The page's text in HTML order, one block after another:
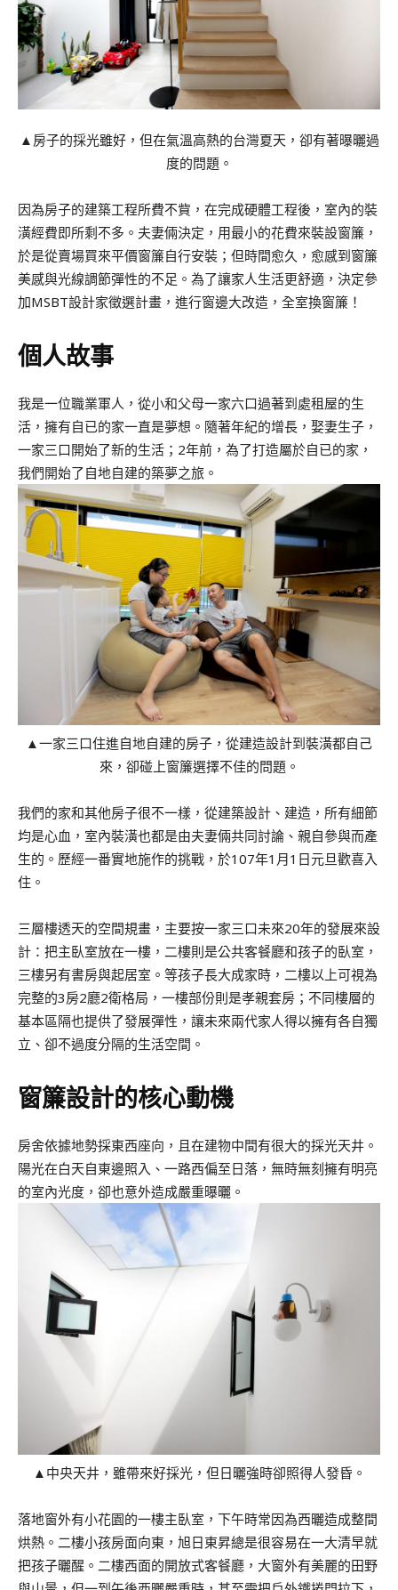
▲房子的採光雖好，但在氣溫高熱的台灣夏天，卻有著曝曬過
度的問題。
因為房子的建築工程所費不貲，在完成硬體工程後，室內的裝
潢經費即所剩不多。夫妻倆決定，用最小的花費來裝設窗簾，
於是從賣場買來平價窗簾自行安裝；但時間愈久，愈感到窗簾
美感與光線調節彈性的不足。為了讓家人生活更舒適，決定參
加MSBT設計家徵選計畫，進行窗邊大改造，全室換窗簾！
個人故事
我是一位職業軍人，從小和父母一家六口過著到處租屋的生
活，擁有自已的家一直是夢想。隨著年紀的增長，娶妻生子，
一家三口開始了新的生活；2年前，為了打造屬於自已的家，
我們開始了自地自建的築夢之旅。
▲一家三口住進自地自建的房子，從建造設計到裝潢都自己
來，卻碰上窗簾選擇不佳的問題。
我們的家和其他房子很不一樣，從建築設計、建造，所有細節
均是心血，室內裝潢也都是由夫妻倆共同討論、親自參與而產
生的。歷經一番實地施作的挑戰，於107年1月1日元旦歡喜入
住。
三層樓透天的空間規畫，主要按一家三口未來20年的發展來設
計：把主臥室放在一樓，二樓則是公共客餐廳和孩子的臥室，
三樓另有書房與起居室。等孩子長大成家時，二樓以上可視為
完整的3房2廳2衛格局，一樓部份則是孝親套房；不同樓層的
基本區隔也提供了發展彈性，讓未來兩代家人得以擁有各自獨
立、卻不過度分隔的生活空間。
窗簾設計的核心動機
房舍依據地勢採東西座向，且在建物中間有很大的採光天井。
陽光在白天自東邊照入、一路西偏至日落，無時無刻擁有明亮
的室內光度，卻也意外造成嚴重曝曬。
▲中央天井，雖帶來好採光，但日曬強時卻照得人發昏。
落地窗外有小花園的一樓主臥室，下午時常因為西曬造成整間
烘熱。二樓小孩房面向東，旭日東昇總是很容易在一大清早就
把孩子曬醒。二樓西面的開放式客餐廳，大窗外有美麗的田野